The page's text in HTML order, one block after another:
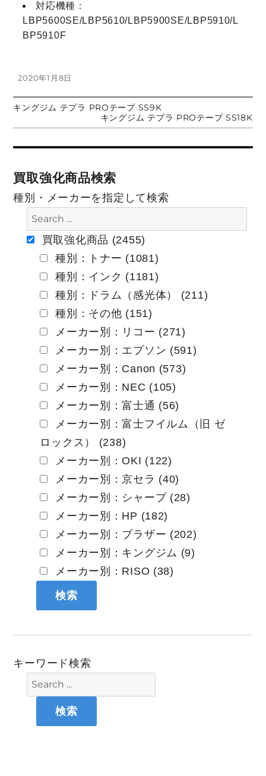
対応機種：
LBP5600SE/LBP5610/LBP5900SE/LBP5910/L
BP5910F
投
日:
2020年1月8日
投
ビ
ー
前
投
キングジム テプラ PROテープ SS9K
の
稿:
キングジム テプラ PROテープ SS18K
買取強化商品検索
種別・メーカーを指定して検索
買取強化商品 (2455)
種別：トナー (1081)
種別：インク (1181)
種別：ドラム（感光体） (211)
種別：その他 (151)
メーカー別：リコー (271)
メーカー別：エプソン (591)
メーカー別：Canon (573)
メーカー別：NEC (105)
メーカー別：富士通 (56)
メーカー別：富士フイルム（旧 ゼ
ロックス） (238)
メーカー別：OKI (122)
メーカー別：京セラ (40)
メーカー別：シャープ (28)
メーカー別：HP (182)
メーカー別：ブラザー (202)
メーカー別：キングジム (9)
メーカー別：RISO (38)
キーワード検索